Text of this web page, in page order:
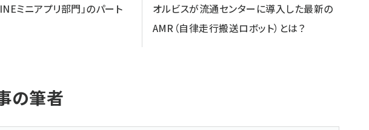
ミニアプリ部門」のパート
オルビスが流通センターに導入した最新の
AMR（自律走行搬送ロボット）とは？
の筆者